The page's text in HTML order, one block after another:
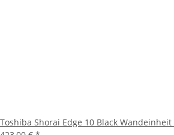
Toshiba Shorai Edge 10 Black Wandeinheit